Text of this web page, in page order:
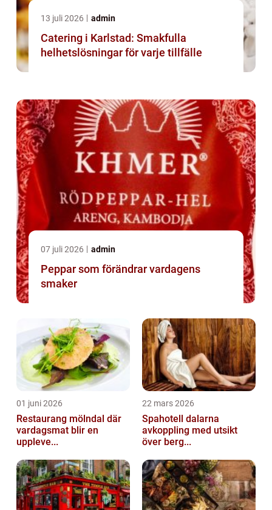
13 juli 2026 admin
Catering i Karlstad: Smakfulla
helhetslösningar för varje tillfälle
07 juli 2026 admin
Peppar som förändrar vardagens
smaker
01 juni 2026
Restaurang mölndal där
vardagsmat blir en
uppleve...
22 mars 2026
Spahotell dalarna
avkoppling med utsikt
över berg...